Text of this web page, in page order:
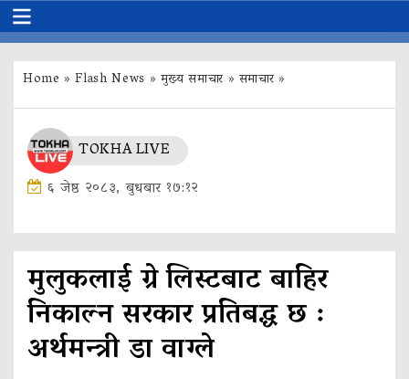
Home »Flash News » मुख्य समाचार» समाचार»
TOKHA LIVE
६ जेष्ठ २०८३, बुधबार १७:१२
मुलुकलाई ग्रे लिस्टबाट बाहिर
निकाल्न सरकार प्रतिबद्ध छ :
अर्थमन्त्री डा वाग्ले